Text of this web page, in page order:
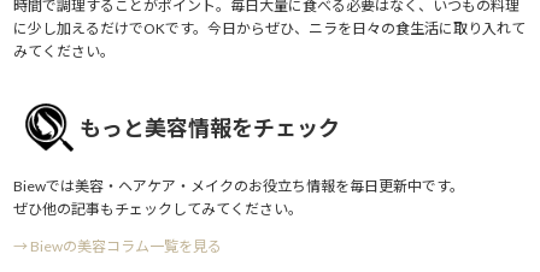
時間で調理することがポイント。毎日大量に食べる必要はなく、いつもの料理
に少し加えるだけでOKです。今日からぜひ、ニラを日々の食生活に取り入れて
みてください。
もっと美容情報をチェック
Biewでは美容・ヘアケア・メイクのお役立ち情報を毎日更新中です。
ぜひ他の記事もチェックしてみてください。
→ Biewの美容コラム一覧を見る